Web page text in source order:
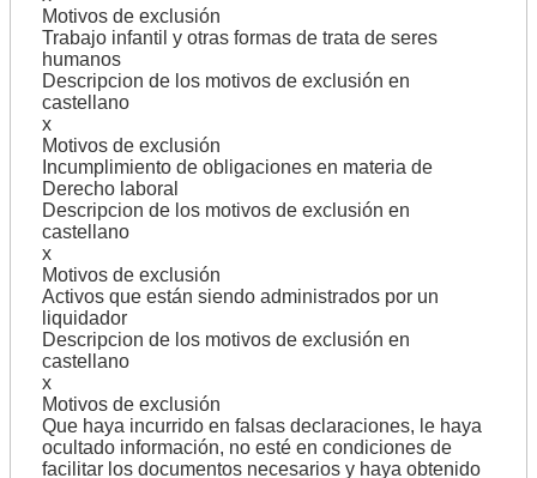
Motivos de exclusión
Trabajo infantil y otras formas de trata de seres
humanos
Descripcion de los motivos de exclusión en
castellano
x
Motivos de exclusión
Incumplimiento de obligaciones en materia de
Derecho laboral
Descripcion de los motivos de exclusión en
castellano
x
Motivos de exclusión
Activos que están siendo administrados por un
liquidador
Descripcion de los motivos de exclusión en
castellano
x
Motivos de exclusión
Que haya incurrido en falsas declaraciones, le haya
ocultado información, no esté en condiciones de
facilitar los documentos necesarios y haya obtenido